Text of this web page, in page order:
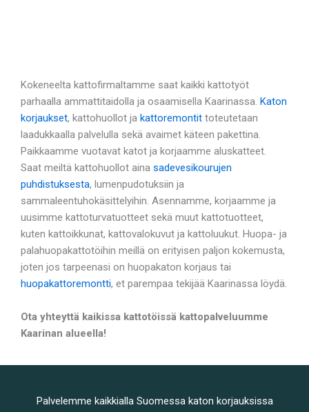
Kokeneelta kattofirmaltamme saat kaikki kattotyöt
parhaalla ammattitaidolla ja osaamisella Kaarinassa. Katon
korjaukset, kattohuollot ja kattoremontit toteutetaan
laadukkaalla palvelulla sekä avaimet käteen pakettina.
Paikkaamme vuotavat katot ja korjaamme aluskatteet.
Saat meiltä kattohuollot aina sadevesikourujen
puhdistuksesta, lumenpudotuksiin ja
sammaleentuhokäsittelyihin. Asennamme, korjaamme ja
uusimme kattoturvatuotteet sekä muut kattotuotteet,
kuten kattoikkunat, kattovalokuvut ja kattoluukut. Huopa- ja
palahuopakattotöihin meillä on erityisen paljon kokemusta,
joten jos tarpeenasi on huopakaton korjaus tai
huopakattoremontti, et parempaa tekijää Kaarinassa löydä.
Ota yhteyttä kaikissa kattotöissä kattopalveluumme
Kaarinan alueella!
Palvelemme kaikkialla Suomessa katon korjauksissa